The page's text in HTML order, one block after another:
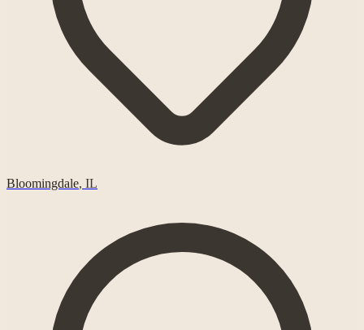
Bloomingdale, IL